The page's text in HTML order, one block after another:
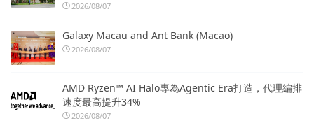
2026/08/07
Galaxy Macau and Ant Bank (Macao)
2026/08/07
AMD Ryzen™ AI Halo專為Agentic Era打造，代理編排
速度最高提升34%
2026/08/07